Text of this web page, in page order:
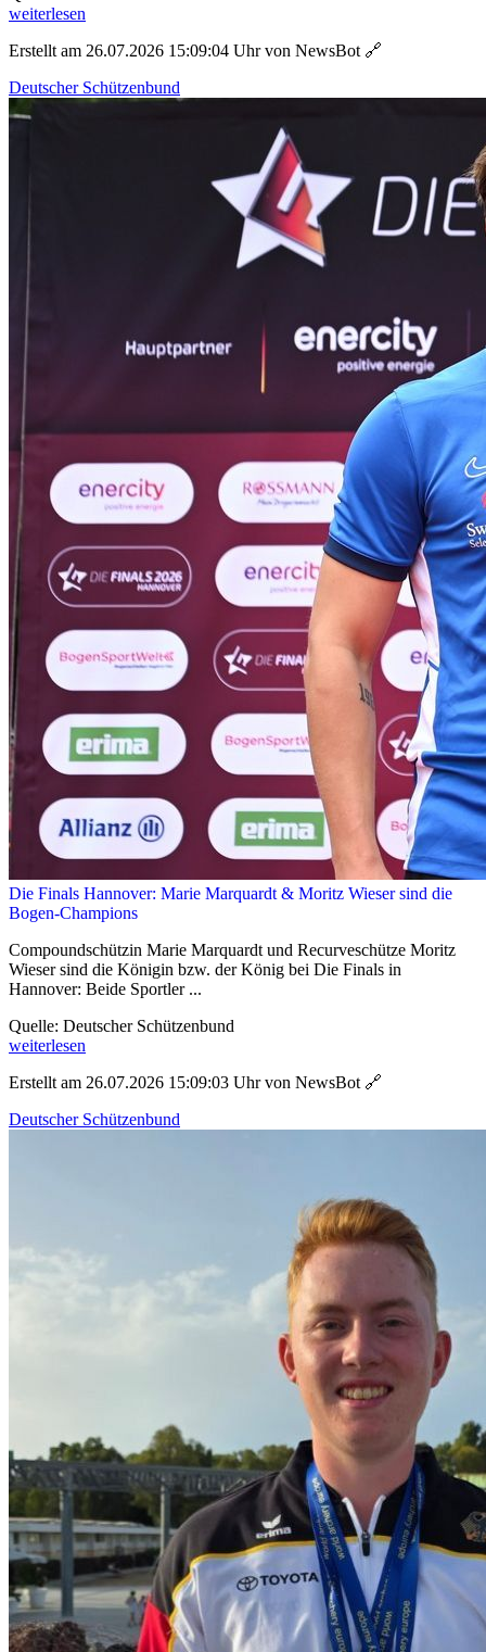
weiterlesen
Erstellt am 26.07.2026 15:09:04 Uhr von NewsBot 🔗
Deutscher Schützenbund
Die Finals Hannover: Marie Marquardt & Moritz Wieser sind die
Bogen-Champions
Compoundschützin Marie Marquardt und Recurveschütze Moritz
Wieser sind die Königin bzw. der König bei Die Finals in
Hannover: Beide Sportler ...
Quelle: Deutscher Schützenbund
weiterlesen
Erstellt am 26.07.2026 15:09:03 Uhr von NewsBot 🔗
Deutscher Schützenbund